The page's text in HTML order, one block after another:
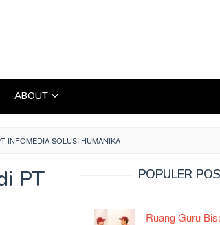
ABOUT
INFOMEDIA SOLUSI HUMANIKA
PT
POPULER
Ruang Guru